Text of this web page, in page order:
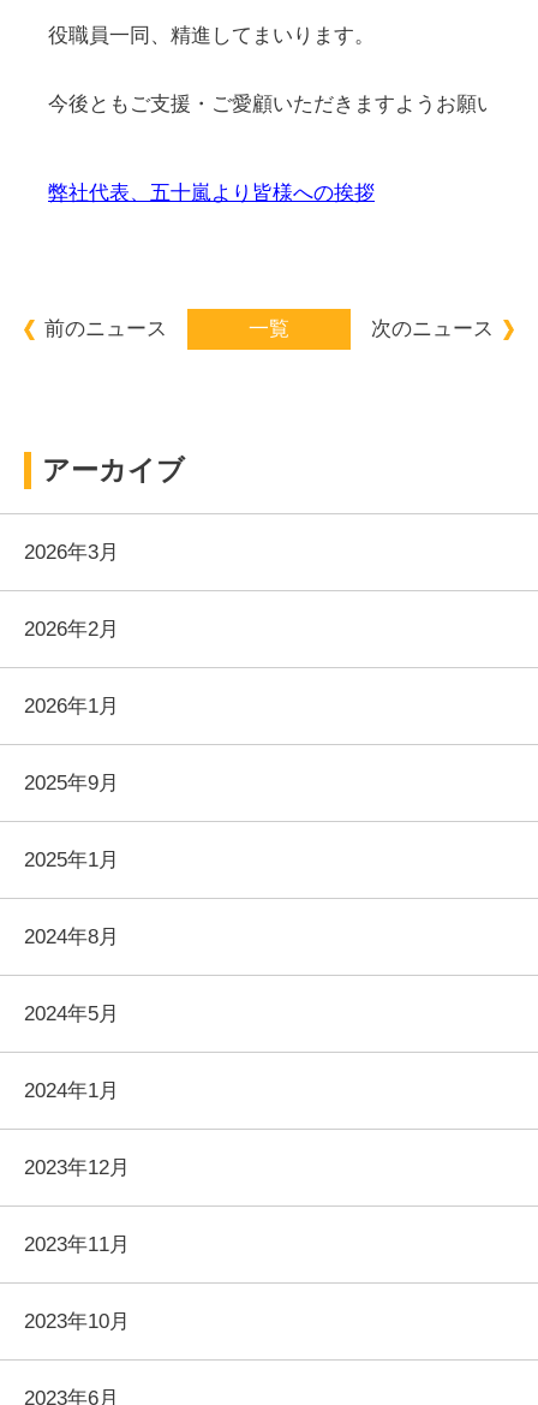
役職員一同、精進してまいります。
今後ともご支援・ご愛顧いただきますようお願い申
弊社代表、五十嵐より皆様への挨拶
前のニュース 一覧 次のニュース
アーカイブ
2026年3月
2026年2月
2026年1月
2025年9月
2025年1月
2024年8月
2024年5月
2024年1月
2023年12月
2023年11月
2023年10月
2023年6月